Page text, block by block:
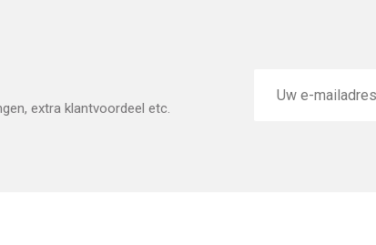
extra klantvoordeel etc.
mailadres